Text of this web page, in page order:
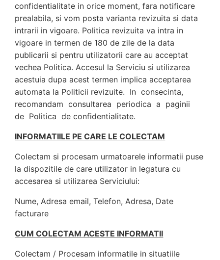
confidentialitate in orice moment, fara notificare
prealabila, si vom posta varianta revizuita si data
intrarii in vigoare. Politica revizuita va intra in
vigoare in termen de 180 de zile de la data
publicarii si pentru utilizatorii care au acceptat
vechea Politica. Accesul la Serviciu si utilizarea
acestuia dupa acest termen implica acceptarea
automata la Politicii revizuite. In consecinta,
recomandam consultarea periodica a paginii
de Politica de confidentialitate.
INFORMATIILE PE CARE LE COLECTAM
Colectam si procesam urmatoarele informatii puse
la dispozitile de care utilizator in legatura cu
accesarea si utilizarea Serviciului:
Nume, Adresa email, Telefon, Adresa, Date
facturare
CUM COLECTAM ACESTE INFORMATII
Colectam / Procesam informatile in situatiile